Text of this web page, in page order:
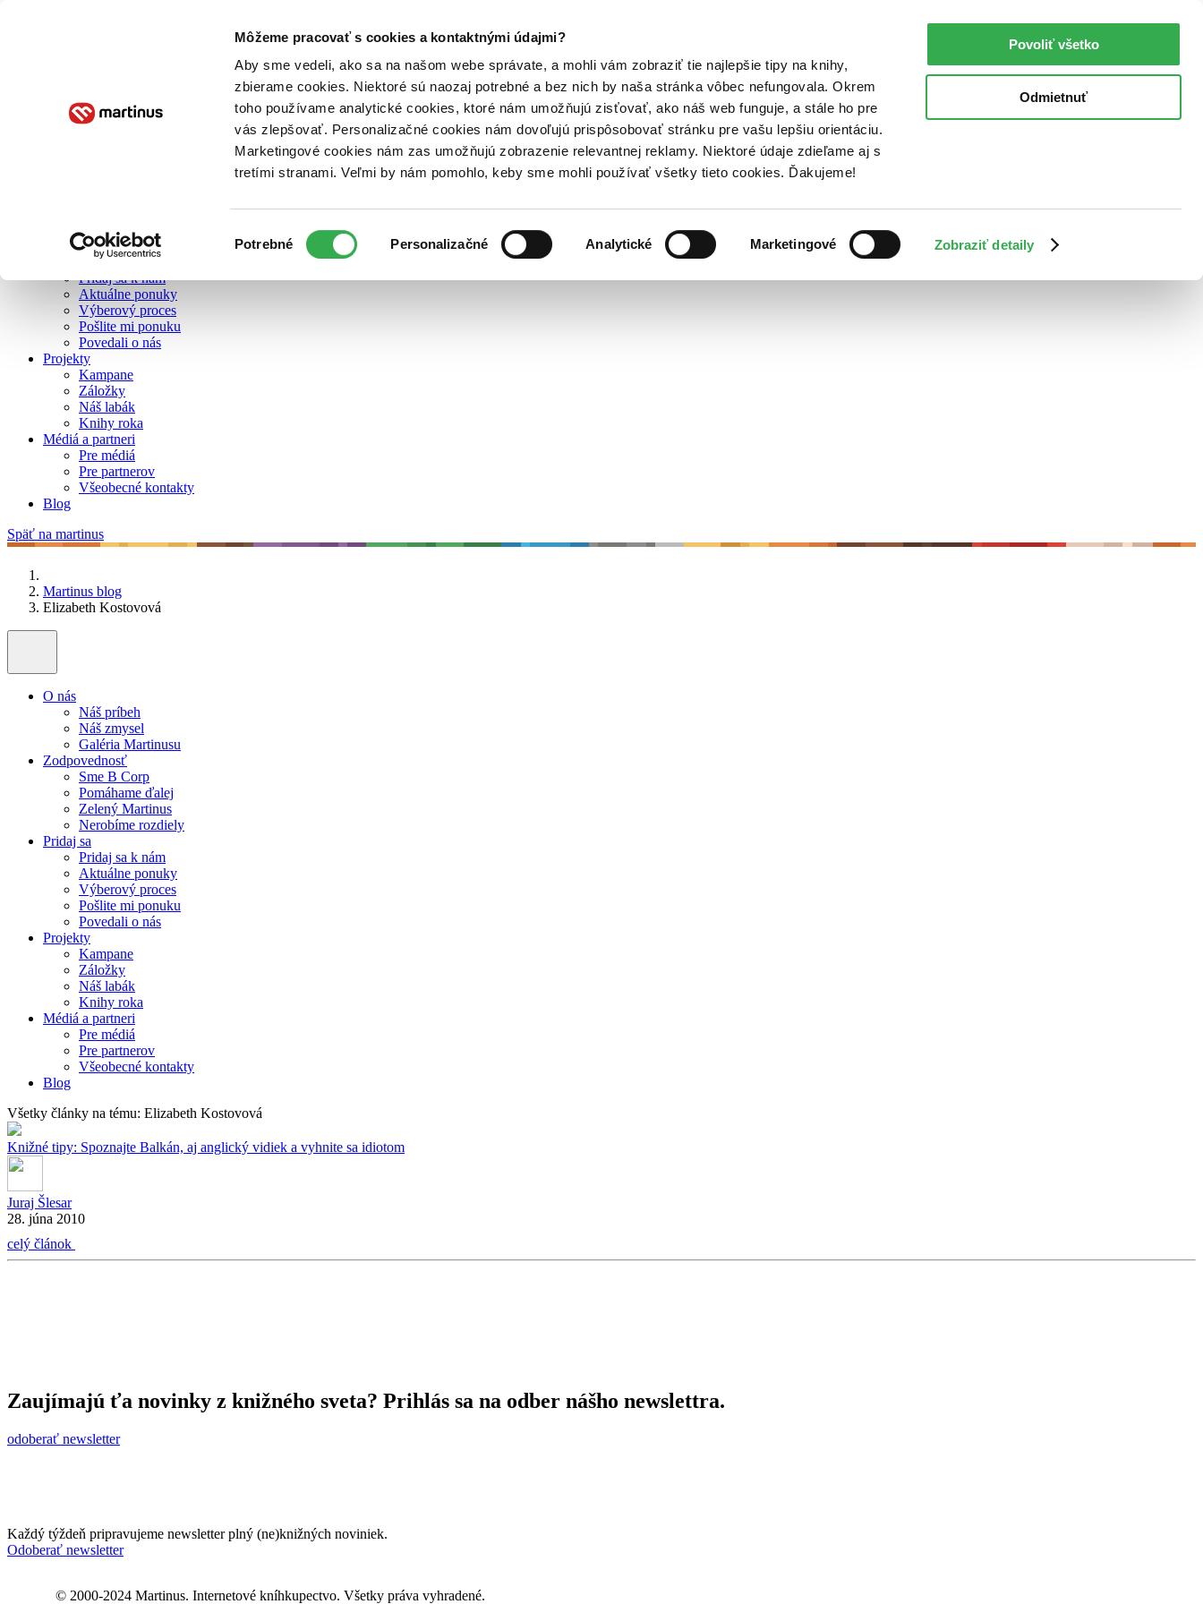
Môžeme pracovať s cookies a kontaktnými údajmi?
Aby sme vedeli, ako sa na našom webe správate, a mohli vám zobraziť tie najlepšie tipy na knihy,
zbierame cookies. Niektoré sú naozaj potrebné a bez nich by naša stránka vôbec nefungovala. Okrem
toho používame analytické cookies, ktoré nám umožňujú zisťovať, ako náš web funguje, a stále ho pre
vás zlepšovať. Personalizačné cookies nám dovoľujú prispôsobovať stránku pre vašu lepšiu orientáciu.
Marketingové cookies nám zas umožňujú zobrazenie relevantnej reklamy. Niektoré údaje zdieľame aj s
tretími stranami. Veľmi by nám pomohlo, keby sme mohli používať všetky tieto cookies. Ďakujeme!
súhlasu
Potrebné Personalizačné Analytické Marketingové Zobraziť detaily
Povoliť všetko
Odmietnuť
O nás
Zelený Martinus
Nerobíme rozdiely
Pridaj sa k nám
Aktuálne ponuky
Výberový proces
Pošlite mi ponuku
Povedali o nás
Projekty
Kampane
Záložky
Náš labák
Knihy roka
Médiá a partneri
Pre médiá
Pre partnerov
Všeobecné kontakty
Blog
Späť na martinus
Martinus blog
Elizabeth Kostovová
O nás
Náš príbeh
Náš zmysel
Galéria Martinusu
Zodpovednosť
Sme B Corp
Pomáhame ďalej
Zelený Martinus
Nerobíme rozdiely
Pridaj sa
Pridaj sa k nám
Aktuálne ponuky
Výberový proces
Pošlite mi ponuku
Povedali o nás
Projekty
Kampane
Záložky
Náš labák
Knihy roka
Médiá a partneri
Pre médiá
Pre partnerov
Všeobecné kontakty
Blog
Všetky články na tému: Elizabeth Kostovová
Knižné tipy: Spoznajte Balkán, aj anglický vidiek a vyhnite sa idiotom
Juraj Šlesar
28. júna 2010
celý článok
Zaujímajú ťa novinky z knižného sveta? Prihlás sa na odber nášho newslettra.
odoberať newsletter
Každý týždeň pripravujeme newsletter plný (ne)knižných noviniek.
Odoberať newsletter
© 2000-2024 Martinus. Internetové kníhkupectvo. Všetky práva vyhradené.